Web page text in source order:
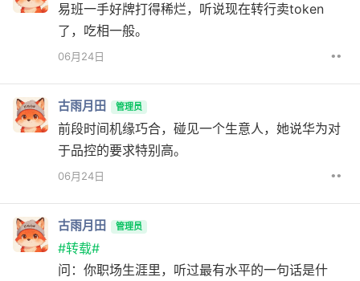
易班一手好牌打得稀烂，听说现在转行卖token
了，吃相一般。
06月24日 ••
古雨月田 管理员
前段时间机缘巧合，碰见一个生意人，她说华为对
于品控的要求特别高。
06月24日 ••
古雨月田 管理员
#转载#
问：你职场生涯里，听过最有水平的一句话是什